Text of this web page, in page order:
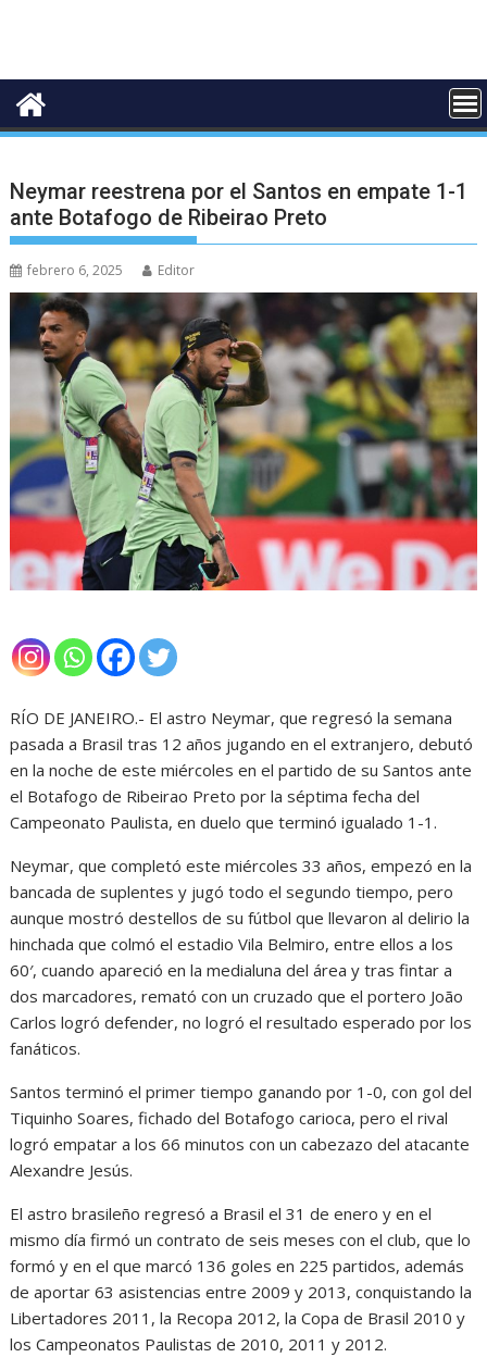
Neymar reestrena por el Santos en empate 1-1
ante Botafogo de Ribeirao Preto
febrero 6, 2025 Editor
RÍO DE JANEIRO.- El astro Neymar, que regresó la semana
pasada a Brasil tras 12 años jugando en el extranjero, debutó
en la noche de este miércoles en el partido de su Santos ante
el Botafogo de Ribeirao Preto por la séptima fecha del
Campeonato Paulista, en duelo que terminó igualado 1-1.
Neymar, que completó este miércoles 33 años, empezó en la
bancada de suplentes y jugó todo el segundo tiempo, pero
aunque mostró destellos de su fútbol que llevaron al delirio la
hinchada que colmó el estadio Vila Belmiro, entre ellos a los
60′, cuando apareció en la medialuna del área y tras fintar a
dos marcadores, remató con un cruzado que el portero João
Carlos logró defender, no logró el resultado esperado por los
fanáticos.
Santos terminó el primer tiempo ganando por 1-0, con gol del
Tiquinho Soares, fichado del Botafogo carioca, pero el rival
logró empatar a los 66 minutos con un cabezazo del atacante
Alexandre Jesús.
El astro brasileño regresó a Brasil el 31 de enero y en el
mismo día firmó un contrato de seis meses con el club, que lo
formó y en el que marcó 136 goles en 225 partidos, además
de aportar 63 asistencias entre 2009 y 2013, conquistando la
Libertadores 2011, la Recopa 2012, la Copa de Brasil 2010 y
los Campeonatos Paulistas de 2010, 2011 y 2012.